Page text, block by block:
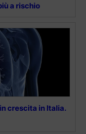
a rischio
crescita in Italia.